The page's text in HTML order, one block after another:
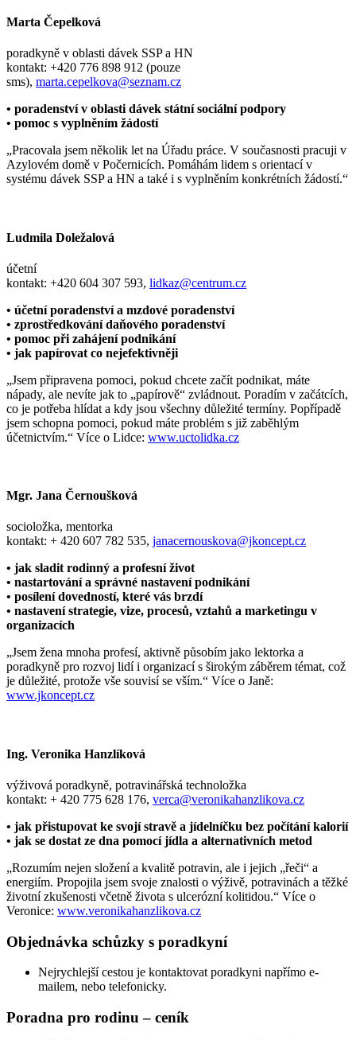
Marta Čepelková
poradkyně v oblasti dávek SSP a HN
kontakt: +420 776 898 912 (pouze
sms), marta.cepelkova@seznam.cz
• poradenství v oblasti dávek státní sociální podpory
• pomoc s vyplněním žádostí
„Pracovala jsem několik let na Úřadu práce. V současnosti pracuji v
Azylovém domě v Počernicích. Pomáhám lidem s orientací v
systému dávek SSP a HN a také i s vyplněním konkrétních žádostí.“
Ludmila Doležalová
účetní
kontakt: +420 604 307 593, lidkaz@centrum.cz
• účetní poradenství a mzdové poradenství
• zprostředkování daňového poradenství
• pomoc při zahájení podnikání
• jak papírovat co nejefektivněji
„Jsem připravena pomoci, pokud chcete začít podnikat, máte
nápady, ale nevíte jak to „papírově“ zvládnout. Poradím v začátcích,
co je potřeba hlídat a kdy jsou všechny důležité termíny. Popřípadě
jsem schopna pomoci, pokud máte problém s již zaběhlým
účetnictvím.“ Více o Lidce: www.uctolidka.cz
Mgr. Jana Černoušková
socioložka, mentorka
kontakt: + 420 607 782 535, janacernouskova@jkoncept.cz
• jak sladit rodinný a profesní život
• nastartování a správné nastavení podnikání
• posílení dovedností, které vás brzdí
• nastavení strategie, vize, procesů, vztahů a marketingu v
organizacích
„Jsem žena mnoha profesí, aktivně působím jako lektorka a
poradkyně pro rozvoj lidí i organizací s širokým záběrem témat, což
je důležité, protože vše souvisí se vším.“ Více o Janě:
www.jkoncept.cz
Ing. Veronika Hanzlíková
výživová poradkyně, potravinářská technoložka
kontakt: + 420 775 628 176, verca@veronikahanzlikova.cz
• jak přistupovat ke svojí stravě a jídelníčku bez počítání kalorií
• jak se dostat ze dna pomocí jídla a alternativních metod
„Rozumím nejen složení a kvalitě potravin, ale i jejich „řeči“ a
energiím. Propojila jsem svoje znalosti o výživě, potravinách a těžké
životní zkušenosti včetně života s ulcerózní kolitidou.“ Více o
Veronice: www.veronikahanzlikova.cz
Objednávka schůzky s poradkyní
Nejrychlejší cestou je kontaktovat poradkyni napřímo e-
mailem, nebo telefonicky.
Poradna pro rodinu – ceník